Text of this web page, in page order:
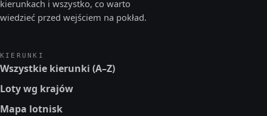
kierunkach i wszystko, co warto
wiedzieć przed wejściem na pokład.
KIERUNKI
Wszystkie kierunki (A–Z)
Loty wg krajów
Mapa lotnisk